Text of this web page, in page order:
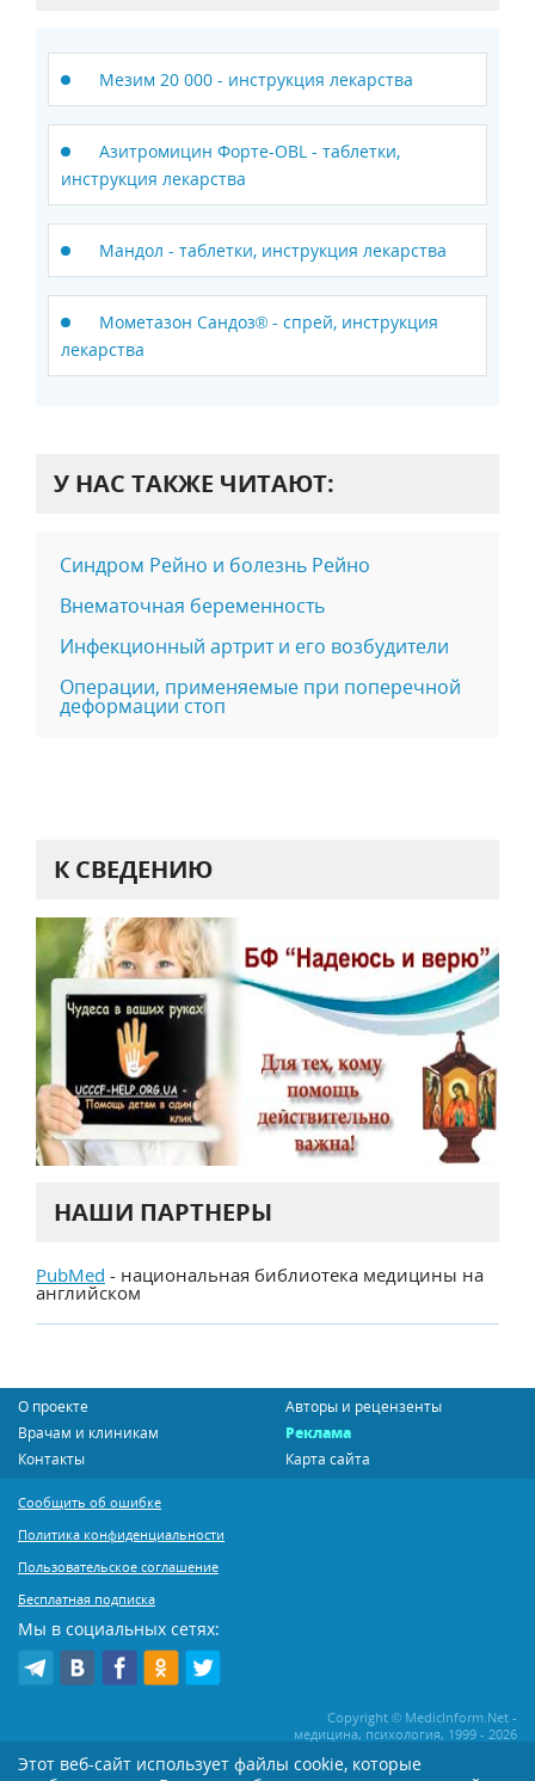
Мезим 20 000 - инструкция лекарства
Азитромицин Форте-OBL - таблетки,
инструкция лекарства
Мандол - таблетки, инструкция лекарства
Мометазон Сандоз® - спрей, инструкция
лекарства
У НАС ТАКЖЕ ЧИТАЮТ:
Синдром Рейно и болезнь Рейно
Внематочная беременность
Инфекционный артрит и его возбудители
Операции, применяемые при поперечной
деформации стоп
К СВЕДЕНИЮ
НАШИ ПАРТНЕРЫ
PubMed - национальная библиотека медицины на
английском
О проекте
Авторы и рецензенты
Врачам и клиникам
Реклама
Контакты
Карта сайта
Сообщить об ошибке
Политика конфиденциальности
Пользовательское соглашение
Бесплатная подписка
Мы в социальных сетях:
Copyright © MedicInform.Net -
медицина, психология, 1999 - 2026
Этот веб-сайт использует файлы cookie, которые